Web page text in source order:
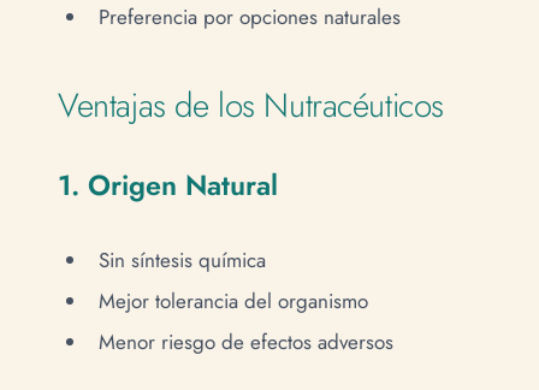
Preferencia por opciones naturales
Ventajas de los Nutracéuticos
1. Origen Natural
Sin síntesis química
Mejor tolerancia del organismo
Menor riesgo de efectos adversos